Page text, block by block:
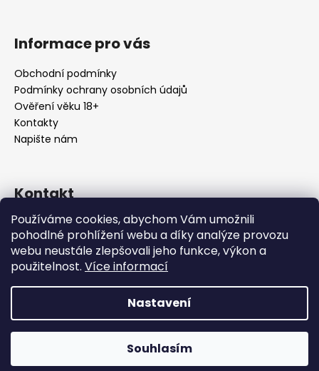
Používáme cookies, abychom Vám umožnili
pohodlné prohlížení webu a díky analýze provozu
webu neustále zlepšovali jeho funkce, výkon a
použitelnost. Více informací
Nastavení
Souhlasím
Informace pro vás
Obchodní podmínky
Podmínky ochrany osobních údajů
Ověření věku 18+
Kontakty
Napište nám
Kontakt
info@urbansmoke.cz
+420602745932
UrbanSmoke
urbansmoke_shop
Copyright 2026UrbanSmoke. Všechna práva vyhrazena.